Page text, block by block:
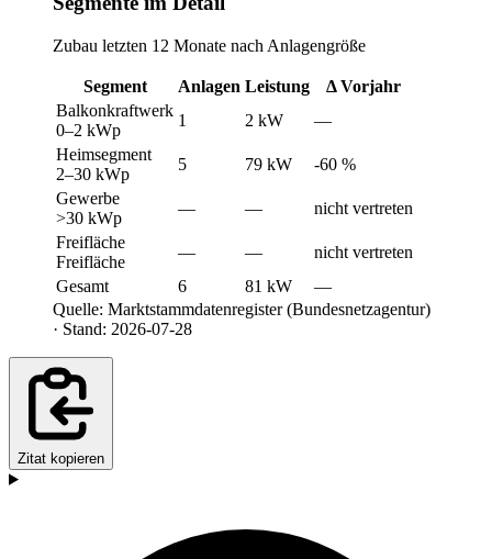
Zubau letzten 12 Monate nach Anlagengröße
Segment Anlagen Leistung
Δ Vorjahr
Balkonkraftwerk
0–2 kWp
1 2 kW
—
Heimsegment
2–30 kWp
5 79 kW
-60 %
Gewerbe
>30 kWp
— —
nicht vertreten
Freifläche
Freifläche
— —
nicht vertreten
Gesamt
6 81 kW
—
Quelle: Marktstammdatenregister (Bundesnetzagentur)
· Stand: 2026-07-28
Zitat kopieren